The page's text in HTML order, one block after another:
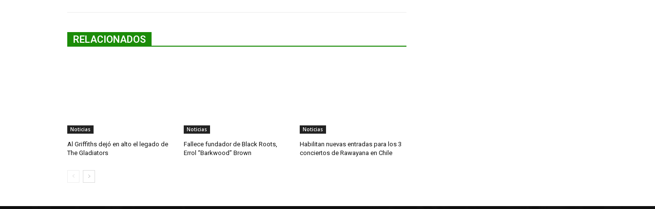
RELACIONADOS
Noticias
Al Griffiths dejó en alto el legado de
The Gladiators
Noticias
Fallece fundador de Black Roots,
Errol “Barkwood” Brown
Noticias
Habilitan nuevas entradas para los 3
conciertos de Rawayana en Chile